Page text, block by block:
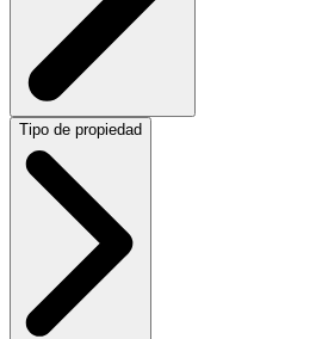
Tipo de propiedad